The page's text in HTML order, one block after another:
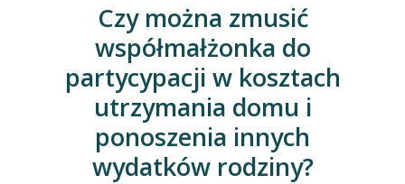
Czy można zmusić
współmałżonka do
partycypacji w kosztach
utrzymania domu i
ponoszenia innych
wydatków rodziny?